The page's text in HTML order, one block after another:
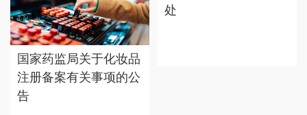
国家药监局关于化妆品
注册备案有关事项的公
告
处